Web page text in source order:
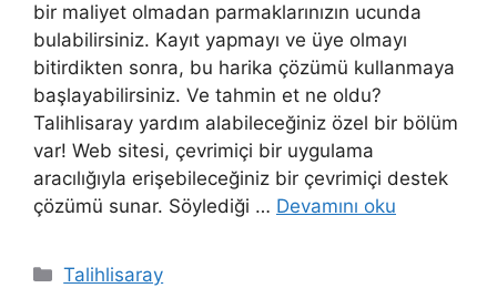
bir maliyet olmadan parmaklarınızın ucunda
bulabilirsiniz. Kayıt yapmayı ve üye olmayı
bitirdikten sonra, bu harika çözümü kullanmaya
başlayabilirsiniz. Ve tahmin et ne oldu?
Talihlisaray yardım alabileceğiniz özel bir bölüm
var! Web sitesi, çevrimiçi bir uygulama
aracılığıyla erişebileceğiniz bir çevrimiçi destek
çözümü sunar. Söylediği … Devamını oku
Kategoriler
Talihlisaray